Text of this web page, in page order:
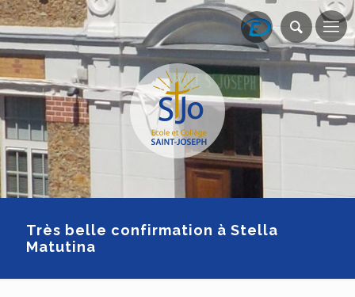
Très belle confirmation à Stella
Matutina